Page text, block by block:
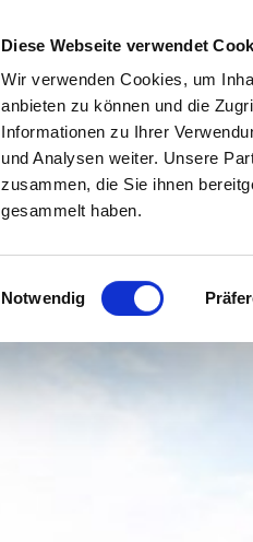
Diese Webseite verwendet
Wir verwenden Cookies, um
anbieten zu können und die
Informationen zu Ihrer
und Analysen weiter. Unsere
zusammen, die Sie ihnen
gesammelt haben.
Einwilligungsauswahl
Notwendig